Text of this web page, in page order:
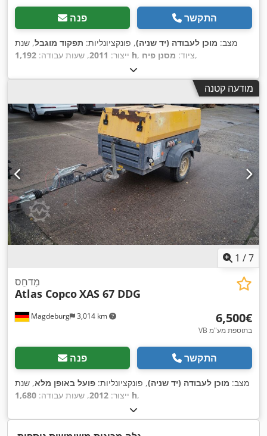
פנה התקשר
מצב: מוכן לעבודה (יד שניה), פונקציונליות: תפקוד מוגבל, שנת
ייצור: 2011, שעות עבודה: 1,192 h , ציוד: מסנן פיח ,
מודעה קטנה
1 /7
Magdeburg 3,014 km
מַדחֵס
Atlas CopcoXAS 67 DDG
‏6,500 ‏€
VB בתוספת מע"מ
פנה התקשר
מצב: מוכן לעבודה (יד שניה), פונקציונליות: פועל באופן מלא, שנת
ייצור: 2012, שעות עבודה: 1,680 h,